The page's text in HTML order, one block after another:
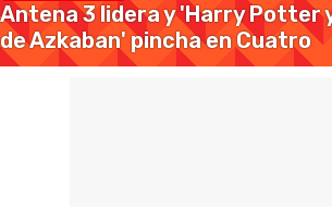
Antena 3 lidera y 'Harry Potter
de Azkaban' pincha en Cuatro